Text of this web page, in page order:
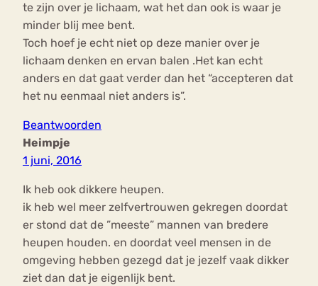
te zijn over je lichaam, wat het dan ook is waar je
minder blij mee bent.
Toch hoef je echt niet op deze manier over je
lichaam denken en ervan balen .Het kan echt
anders en dat gaat verder dan het “accepteren dat
het nu eenmaal niet anders is”.
Beantwoorden
Heimpje
1 juni, 2016
Ik heb ook dikkere heupen.
ik heb wel meer zelfvertrouwen gekregen doordat
er stond dat de ”meeste” mannen van bredere
heupen houden. en doordat veel mensen in de
omgeving hebben gezegd dat je jezelf vaak dikker
ziet dan dat je eigenlijk bent.